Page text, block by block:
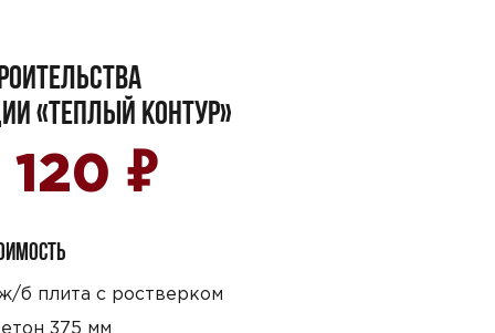
«ТЕПЛЫЙ КОНТУР»
120 ₽
б плита с ростверком
375 мм